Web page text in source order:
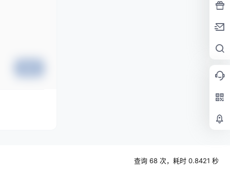
查询 68 次，耗时 0.8421 秒